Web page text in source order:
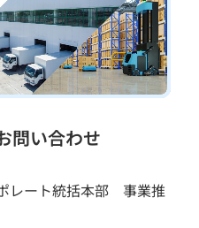
問い合わせ
レート統括本部 事業推